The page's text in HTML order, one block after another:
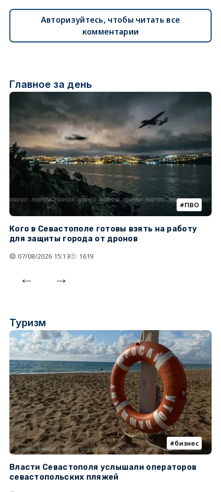
Авторизуйтесь, чтобы читать все
комментарии
Главное за день
ПВО
Кого в Севастополе готовы взять на работу
для защиты города от дронов
07/08/2026 15:13 1619
Туризм
бизнес
Власти Севастополя услышали операторов
севастопольских пляжей